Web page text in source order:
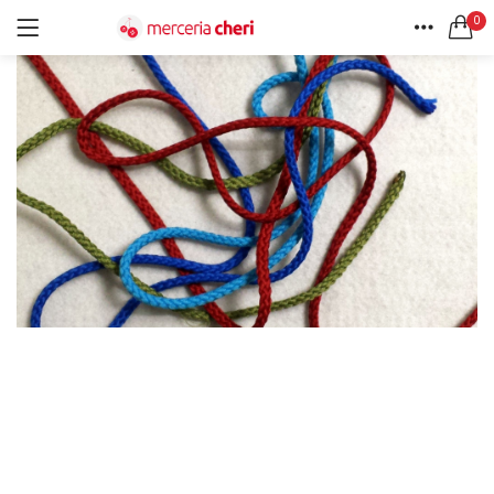
0
HOME
ACCOUNT
ACCEDI REGISTRATI
Ricordami
CERCA IN:
Tutte le categorie
Accessori Design (56)
Accessori merceria (94)
Cesti portalavoro (8)
Aghi e spilli (24)
Applicazioni (26)
Borse (6)
Bottoni Vintage (204)